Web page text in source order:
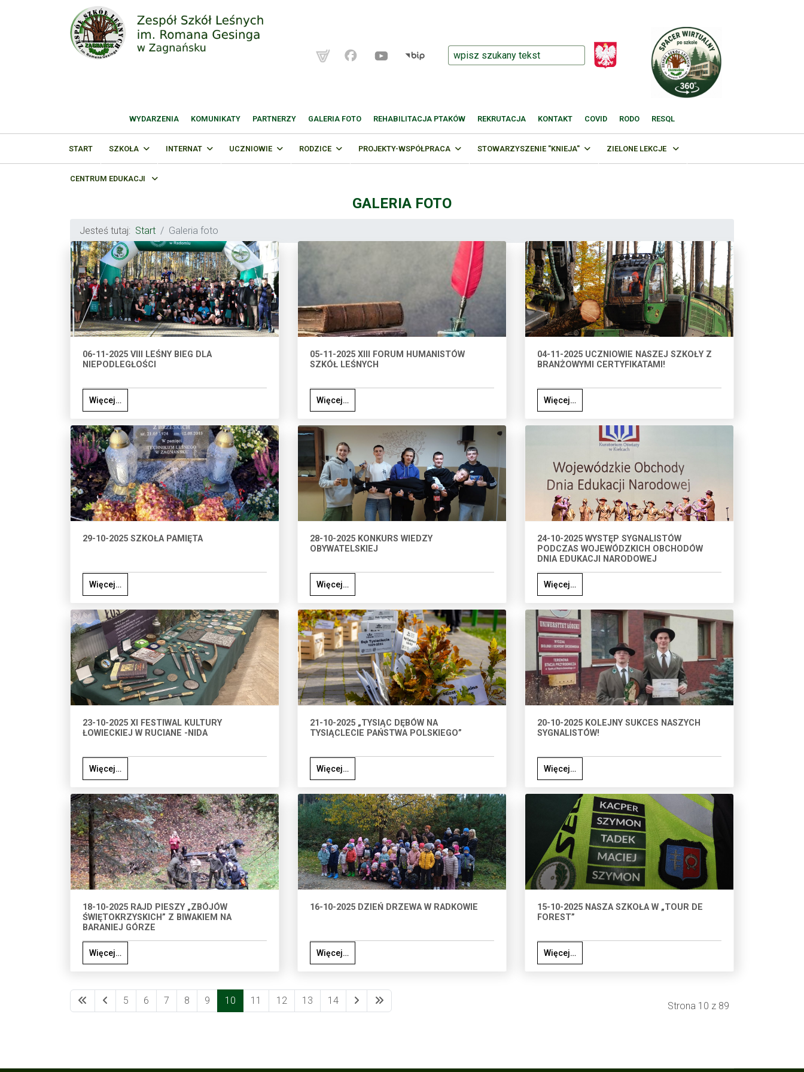
WYDARZENIA KOMUNIKATY PARTNERZY GALERIA FOTO REHABILITACJA PTAKÓW REKRUTACJA KONTAKT COVID RODO RESQL
START SZKOŁA INTERNAT UCZNIOWIE RODZICE PROJEKTY-WSPÓŁPRACA STOWARZYSZENIE "KNIEJA" ZIELONE LEKCJE
CENTRUM EDUKACJI
GALERIA FOTO
Jesteś tutaj: Start Galeria foto
06-11-2025 VIII LEŚNY BIEG DLA
NIEPODLEGŁOŚCI
Więcej…
05-11-2025 XIII FORUM HUMANISTÓW
SZKÓŁ LEŚNYCH
Więcej…
04-11-2025 UCZNIOWIE NASZEJ SZKOŁY Z
BRANŻOWYMI CERTYFIKATAMI!
Więcej…
29-10-2025 SZKOŁA PAMIĘTA
Więcej…
28-10-2025 KONKURS WIEDZY
OBYWATELSKIEJ
Więcej…
24-10-2025 WYSTĘP SYGNALISTÓW
PODCZAS WOJEWÓDZKICH OBCHODÓW
DNIA EDUKACJI NARODOWEJ
Więcej…
23-10-2025 XI FESTIWAL KULTURY
ŁOWIECKIEJ W RUCIANE -NIDA
Więcej…
21-10-2025 „TYSIĄC DĘBÓW NA
TYSIĄCLECIE PAŃSTWA POLSKIEGO”
Więcej…
20-10-2025 KOLEJNY SUKCES NASZYCH
SYGNALISTÓW!
Więcej…
18-10-2025 RAJD PIESZY „ZBÓJÓW
ŚWIĘTOKRZYSKICH” Z BIWAKIEM NA
BARANIEJ GÓRZE
Więcej…
16-10-2025 DZIEŃ DRZEWA W RADKOWIE
Więcej…
15-10-2025 NASZA SZKOŁA W „TOUR DE
FOREST”
Więcej…
Strona 10 z 89
5 6 7 8 9 10 11 12 13 14